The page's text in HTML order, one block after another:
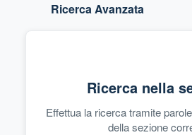
Ricerca Avanzata
Ricerca nella
Effettua la ricerca tramite
della sezione